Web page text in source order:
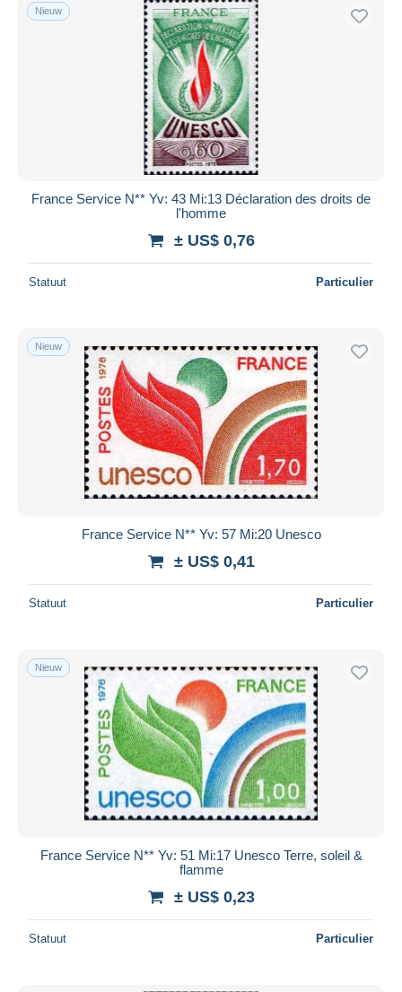
Nieuw
France Service N** Yv: 43 Mi:13 Déclaration des droits de
l'homme
± US$ 0,76
Statuut Particulier
Nieuw
France Service N** Yv: 57 Mi:20 Unesco
± US$ 0,41
Statuut Particulier
Nieuw
France Service N** Yv: 51 Mi:17 Unesco Terre, soleil &
flamme
± US$ 0,23
Statuut Particulier